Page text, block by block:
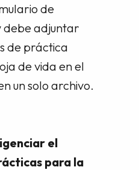
de
debe adjuntar
de práctica
de vida en el
un solo archivo.
el
para la